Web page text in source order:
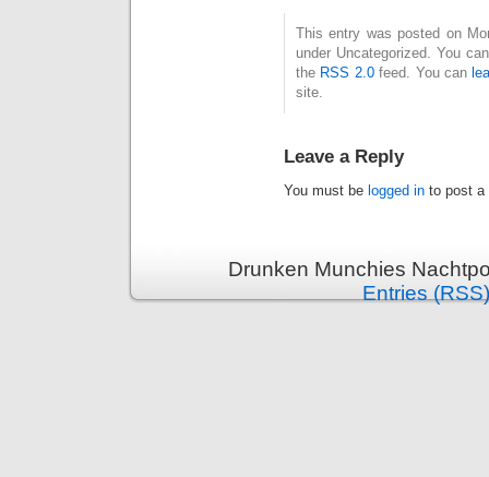
This entry was posted on
under Uncategorized. You
the RSS 2.0feed. You can
site.
Leave a Reply
You must be logged in to post a
Drunken Munchies
Entries (RSS)